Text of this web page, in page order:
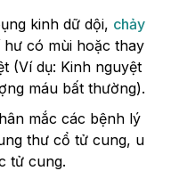
kinh dữ dội, chảy
hư có mùi hoặc thay
(Ví dụ: Kinh nguyệt
máu bất thường).
mắc các bệnh lý
thư cổ tử cung, u
tử cung.